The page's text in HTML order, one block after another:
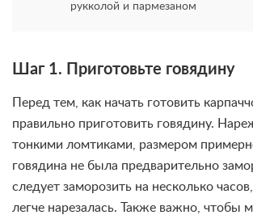
рукколой и пармезаном
Шаг 1. Приготовьте говядину
Перед тем, как начать готовить
правильно приготовить говядину.
тонкими ломтиками, размером
говядина не была предварительно
следует заморозить на несколько
легче нарезалась. Также важно, чтобы